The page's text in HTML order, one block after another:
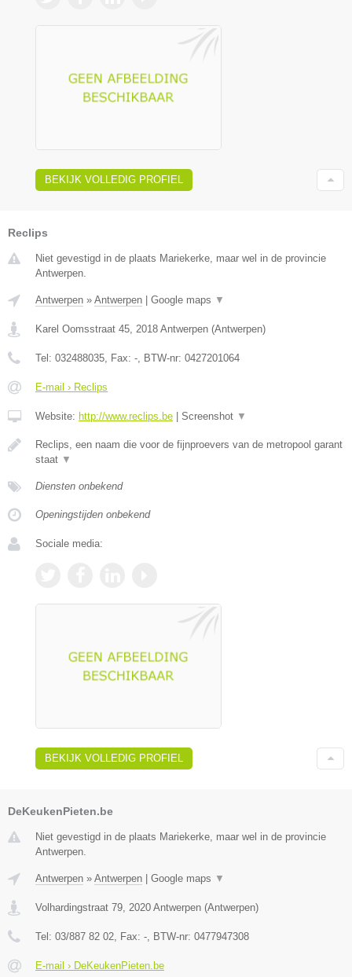
BEKIJK VOLLEDIG PROFIEL
Reclips
Niet gevestigd in de plaats Mariekerke, maar wel in de provincie
Antwerpen.
Antwerpen » Antwerpen Google maps ▼
Karel Oomsstraat 45, 2018 Antwerpen (Antwerpen)
Tel: 032488035, Fax: -, BTW-nr: 0427201064
E-mail › Reclips
Website: http://www.reclips.be Screenshot ▼
Reclips, een naam die voor de fijnproevers van de metropool garant
staat ▼
Diensten onbekend
Openingstijden onbekend
Sociale media:
BEKIJK VOLLEDIG PROFIEL
DeKeukenPieten.be
Niet gevestigd in de plaats Mariekerke, maar wel in de provincie
Antwerpen.
Antwerpen » Antwerpen Google maps ▼
Volhardingstraat 79 2020 Antwerpen (Antwerpen)
Tel: 03/887 82 02 , Fax: - , BTW-nr: 0477947308
E-mail › DeKeukenPieten.be